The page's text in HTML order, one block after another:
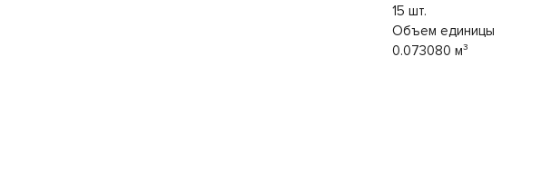
15 шт.
Объем единицы
0.073080 м³